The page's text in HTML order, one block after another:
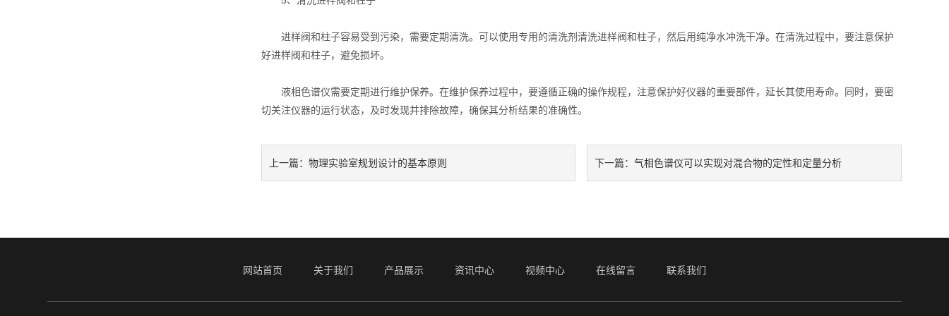
进样阀和柱子容易受到污染，需要定期清洗。可以使用专用的清洗剂清洗进样阀和柱子，然后用纯净水冲洗干净。在清洗过程中，要注意保护
好进样阀和柱子，避免损坏。
液相色谱仪需要定期进行维护保养。在维护保养过程中，要遵循正确的操作规程，注意保护好仪器的重要部件，延长其使用寿命。同时，要密
切关注仪器的运行状态，及时发现并排除故障，确保其分析结果的准确性。
上一篇： 物理实验室规划设计的基本原则 下一篇：气相色谱仪可以实现对混合物的定性和定量分析
网站首页 关于我们 产品展示 资讯中心 视频中心 在线留言 联系我们